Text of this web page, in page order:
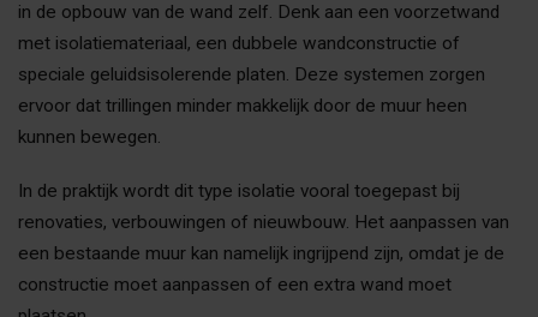
in de opbouw van de wand zelf. Denk aan een voorzetwand
met isolatiemateriaal, een dubbele wandconstructie of
speciale geluidsisolerende platen. Deze systemen zorgen
ervoor dat trillingen minder makkelijk door de muur heen
kunnen bewegen.
In de praktijk wordt dit type isolatie vooral toegepast bij
renovaties, verbouwingen of nieuwbouw. Het aanpassen van
een bestaande muur kan namelijk ingrijpend zijn, omdat je de
constructie moet aanpassen of een extra wand moet